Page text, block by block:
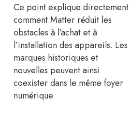
Ce point explique directement
comment Matter réduit les
obstacles à l’achat et à
l’installation des appareils. Les
marques historiques et
nouvelles peuvent ainsi
coexister dans le même foyer
numérique.